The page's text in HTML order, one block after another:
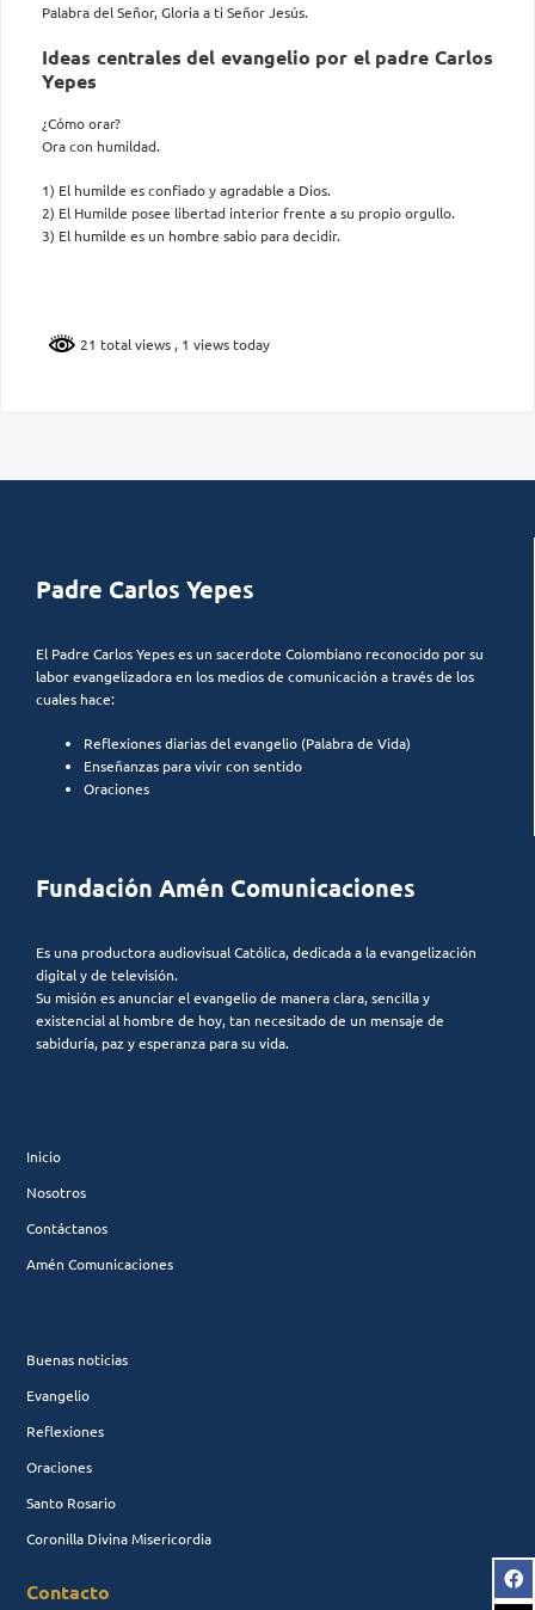
Palabra del Señor, Gloria a ti Señor Jesús.
Ideas centrales del evangelio por el padre Carlos
Yepes
¿Cómo orar?
Ora con humildad.
1) El humilde es confiado y agradable a Dios.
2) El Humilde posee libertad interior frente a su propio orgullo.
3) El humilde es un hombre sabio para decidir.
21 total views , 1 views today
Padre Carlos Yepes
El Padre Carlos Yepes es un sacerdote Colombiano reconocido por su
labor evangelizadora en los medios de comunicación a través de los
cuales hace:
Reflexiones diarias del evangelio (Palabra de Vida)
Enseñanzas para vivir con sentido
Oraciones
Fundación Amén Comunicaciones
Es una productora audiovisual Católica, dedicada a la evangelización
digital y de televisión.
Su misión es anunciar el evangelio de manera clara, sencilla y
existencial al hombre de hoy, tan necesitado de un mensaje de
sabiduría, paz y esperanza para su vida.
Inicio
Nosotros
Contáctanos
Amén Comunicaciones
Buenas noticias
Evangelio
Reflexiones
Oraciones
Santo Rosario
Coronilla Divina Misericordia
Contacto